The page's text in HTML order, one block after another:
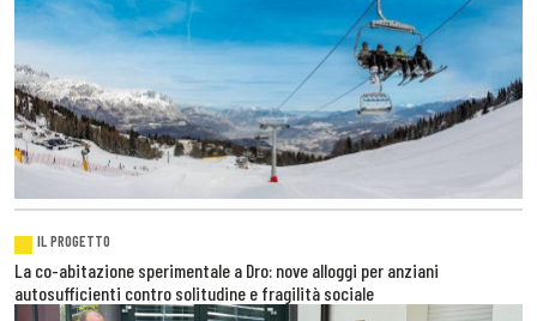
IL PROGETTO
La co-abitazione sperimentale a Dro: nove alloggi per anziani
autosufficienti contro solitudine e fragilità sociale